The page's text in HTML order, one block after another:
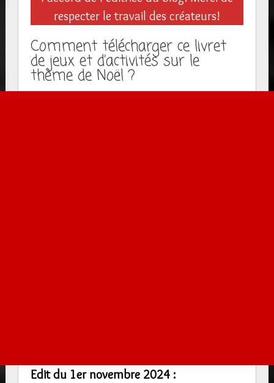
respecter le travail des créateurs!
Comment télécharger ce livret
de jeux et d’activités sur le
thème de Noël ?
Edit du 1er novembre 2024 :